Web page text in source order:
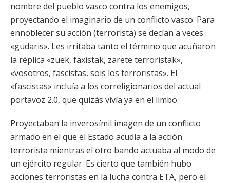
nombre del pueblo vasco contra los enemigos,
proyectando el imaginario de un conflicto vasco. Para
ennoblecer su acción (terrorista) se decían a veces
«gudaris». Les irritaba tanto el término que acuñaron
la réplica «zuek, faxistak, zarete terroristak»,
«vosotros, fascistas, sois los terroristas». El
«fascistas» incluía a los correligionarios del actual
portavoz 2.0, que quizás vivía ya en el limbo.
Proyectaban la inverosímil imagen de un conflicto
armado en el que el Estado acudía a la acción
terrorista mientras el otro bando actuaba al modo de
un ejército regular. Es cierto que también hubo
acciones terroristas en la lucha contra ETA, pero el